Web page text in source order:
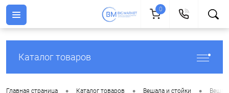
Каталог товаров
Главная страница Каталог товаров Вешала и стойки
0